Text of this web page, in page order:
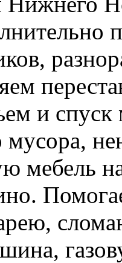
и спуск
мусора,
мебель